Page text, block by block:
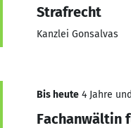
Strafrecht
Kanzlei Gonsalvas
Bis heute 4 Jahre
Fachanwältin